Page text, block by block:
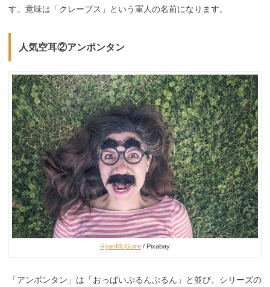
す。意味は「クレープス」という軍人の名前になります。
人気空耳②アンポンタン
RyanMcGuire / Pixabay
「アンポンタン」は「おっぱいぷるんぷるん」と並び、シリーズの